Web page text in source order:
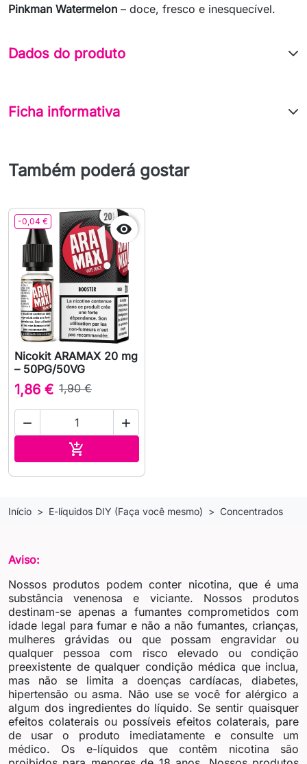
Pinkman Watermelon – doce, fresco e inesquecível.
Dados do produto
Ficha informativa
Também poderá gostar
-0,04 € 
Nicokit ARAMAX 20 mg
– 50PG/50VG
1,86 € 1,90 €
 

Início E-líquidos DIY (Faça você mesmo) Concentrados
Aviso:
Nossos produtos podem conter nicotina, que é uma
substância venenosa e viciante. Nossos produtos
destinam-se apenas a fumantes comprometidos com
idade legal para fumar e não a não fumantes, crianças,
mulheres grávidas ou que possam engravidar ou
qualquer pessoa com risco elevado ou condição
preexistente de qualquer condição médica que inclua,
mas não se limita a doenças cardíacas, diabetes,
hipertensão ou asma. Não use se você for alérgico a
algum dos ingredientes do líquido. Se sentir quaisquer
efeitos colaterais ou possíveis efeitos colaterais, pare
de usar o produto imediatamente e consulte um
médico. Os e-líquidos que contêm nicotina são